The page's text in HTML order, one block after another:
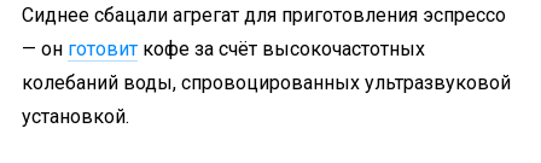
Сиднее сбацали агрегат для приготовления эспрессо
— он готовит кофе за счёт высокочастотных
колебаний воды, спровоцированных ультразвуковой
установкой.